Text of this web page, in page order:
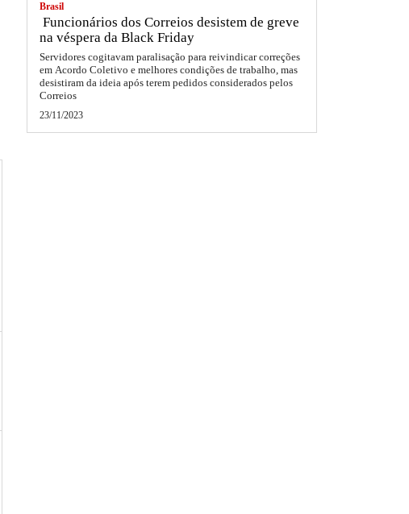
Brasil
Funcionários dos Correios desistem de greve
na véspera da Black Friday
Servidores cogitavam paralisação para reivindicar correções
em Acordo Coletivo e melhores condições de trabalho, mas
desistiram da ideia após terem pedidos considerados pelos
Correios
23/11/2023